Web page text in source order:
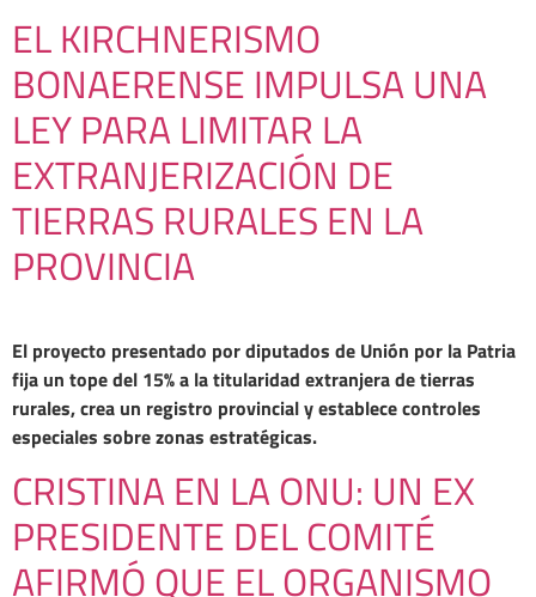
EL KIRCHNERISMO
BONAERENSE IMPULSA UNA
LEY PARA LIMITAR LA
EXTRANJERIZACIÓN DE
TIERRAS RURALES EN LA
PROVINCIA
El proyecto presentado por diputados de Unión por la Patria
fija un tope del 15% a la titularidad extranjera de tierras
rurales, crea un registro provincial y establece controles
especiales sobre zonas estratégicas.
CRISTINA EN LA ONU: UN EX
PRESIDENTE DEL COMITÉ
AFIRMÓ QUE EL ORGANISMO